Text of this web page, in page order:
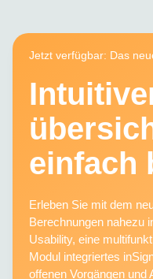
Jetzt verfügbar: Das
einfach
Erleben Sie mit dem
Berechnungen nahezu
Usability, eine
Modul integriertes
offenen Vorgängen und